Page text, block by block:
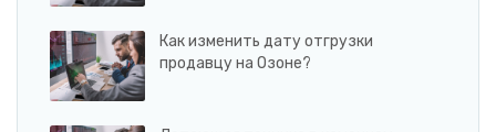
Как изменить дату отгрузки
продавцу на Озоне?